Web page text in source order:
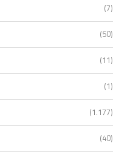
(7)
(50)
(11)
(1)
(1.177)
(40)